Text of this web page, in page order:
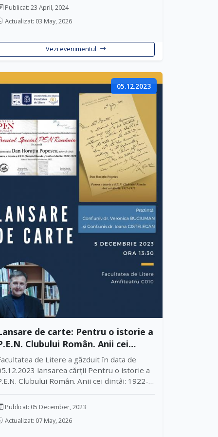
volumul colectiv coordonat de
bibliotecar Mariana Trofin de la CCD și
Magheru.
Publicat: 23 April, 2024
Actualizat: 03 May, 2026
Vezi evenimentul
05.12.2023
de carte: Pentru o istorie a
Clubului Român. Anii cei
1922-1925
de Litere a găzduit în data de
lansarea cărții Pentru o istorie a
Clubului Român. Anii cei dintâi: 1922-
Popescu. Volumul, apărut sub egida
Universității din Oradea, a fost
cu Premiul Special P.E.N. România.
Publicat: 05 December, 2023
Actualizat: 07 May, 2026